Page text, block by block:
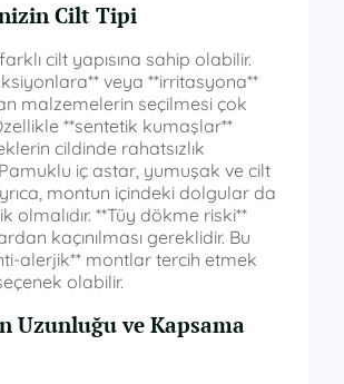
Cilt Tipi
cilt yapısına sahip olabilir.
veya **irritasyona**
malzemelerin seçilmesi çok
**sentetik kumaşlar**
cildinde rahatsızlık
iç astar, yumuşak ve cilt
montun içindeki dolgular da
olmalıdır. **Tüy dökme riski**
kaçınılması gereklidir. Bu
alerjik** montlar tercih etmek
olabilir.
Uzunluğu ve Kapsama